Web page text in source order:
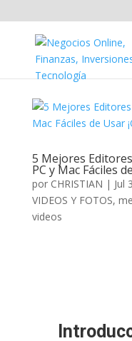
5 Mejores
PC y Mac Fáciles
por CHRISTIAN | Jul
VIDEOS Y FOTOS,
videos